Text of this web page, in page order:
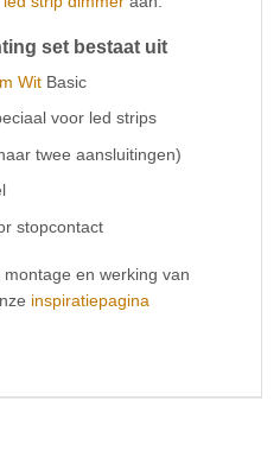
set bestaat uit
Wit Basic
voor led strips
twee aansluitingen)
stopcontact
en werking van
inspiratiepagina